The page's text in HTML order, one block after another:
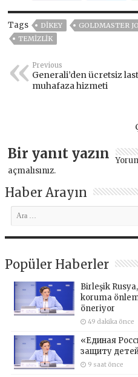
Tags DIKEY GOLDMASTER
TEMIZLIK
Previous
Generali’den ücretsiz
muhafaza hizmeti
Bir yanıt yazın
açmalısınız.
Haber Arayın
Popüler Haberler
Birleşik
koruma
öneriyor
49 dakika önce
«Единая
защиту
9 saat önce